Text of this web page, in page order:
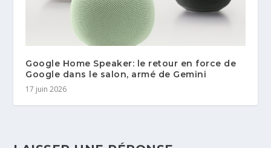
Google Home Speaker: le retour en force de
Google dans le salon, armé de Gemini
17 juin 2026